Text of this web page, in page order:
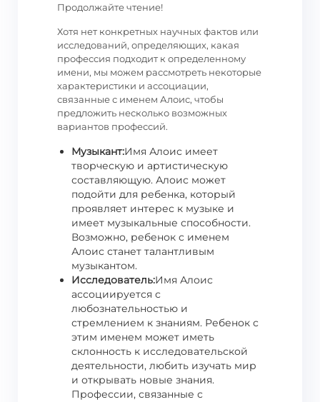
Продолжайте чтение!
Хотя нет конкретных научных фактов или
исследований, определяющих, какая
профессия подходит к определенному
имени, мы можем рассмотреть некоторые
характеристики и ассоциации,
связанные с именем Алоис, чтобы
предложить несколько возможных
вариантов профессий.
Музыкант:Имя Алоис имеет
творческую и артистическую
составляющую. Алоис может
подойти для ребенка, который
проявляет интерес к музыке и
имеет музыкальные способности.
Возможно, ребенок с именем
Алоис станет талантливым
музыкантом.
Исследователь:Имя Алоис
ассоциируется с
любознательностью и
стремлением к знаниям. Ребенок с
этим именем может иметь
склонность к исследовательской
деятельности, любить изучать мир
и открывать новые знания.
Профессии, связанные с